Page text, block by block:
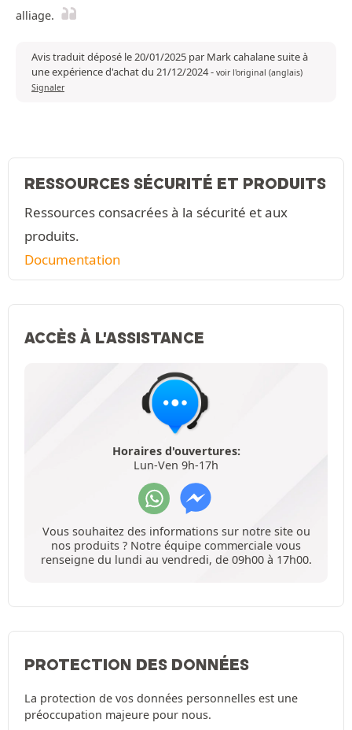
alliage.
Avis traduit déposé le 20/01/2025 par Mark cahalane suite à
une expérience d'achat du 21/12/2024- voir l'original (anglais)
Signaler
RESSOURCES SÉCURITÉ ET PRODUITS
Ressources consacrées à la sécurité et aux
produits.
Documentation
ACCÈS À L'ASSISTANCE
Horaires d'ouvertures:
Lun-Ven 9h-17h
Vous souhaitez des informations sur notre site ou
nos produits ? Notre équipe commerciale vous
renseigne du lundi au vendredi, de 09h00 à 17h00.
PROTECTION DES DONNÉES
La protection de vos données personnelles est une
préoccupation majeure pour nous.